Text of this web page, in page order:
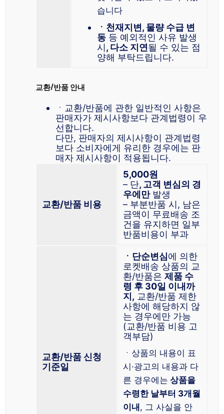
습니다
ㆍ천재지변, 물량 수급 변
동 등 예외적인 사유 발생
시, 다소 지연될 수 있는 점
양해 부탁드립니다.
교환/반품 안내
ㆍ교환/반품에 관한 일반적인 사항은
판매자가 제시사항보다 관계법령이 우
선합니다.
다만, 판매자의 제시사항이 관계법령
보다 소비자에게 유리한 경우에는 판
매자 제시사항이 적용됩니다.
교환/반품 비용
5,000원
– 단, 고객 변심의 경
우에만발생
– 부분반품 시, 남은
금액이 무료배송 조
건을 유지하면 일부
반품비용이 부과
교환/반품 신청
기준일
ㆍ단순변심에 의한
로켓배송 상품의 교
환/반품은 제품 수
령 후 30일 이내까
지, 교환/반품 제한
사항에 해당하지 않
는 경우에만 가능
(교환/반품 비용 고
객부담)
ㆍ상품의 내용이 표
시·광고의 내용과 다
른 경우에는 상품을
수령한 날부터 3개월
이내 , 그 사실을 안